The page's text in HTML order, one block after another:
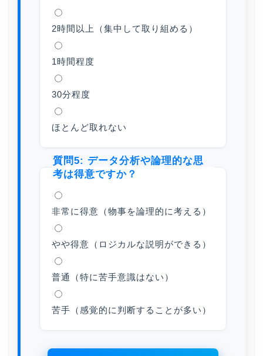
2時間以上（集中して取り組める）
1時間程度
30分程度
ほとんど取れない
質問5: データ分析や論理的な思
考は得意ですか？
非常に得意（物事を論理的に考える）
やや得意（ロジカルな説明ができる）
普通（特に苦手意識はない）
苦手（感覚的に判断することが多い）